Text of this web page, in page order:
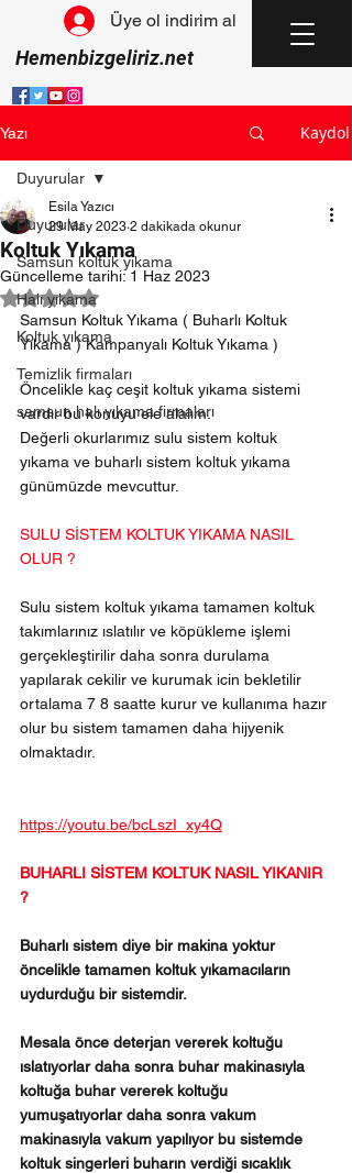
Hemenbizgeliriz.net
Üye ol indirim al
Yazı Kaydol
Duyurular
Samsun koltuk yıkama
Halı yıkama
Koltuk yıkama
Temizlik firmaları
samsun halı yıkama firmaları
Duyurular
Koltuk Yıkama
Esila Yazıcı
29 May 2023 2 dakikada okunur
Güncelleme tarihi: 1 Haz 2023
5 üzerinden NaN yıldız
Samsun Koltuk Yıkama ( Buharlı Koltuk
Yıkama ) Kampanyalı Koltuk Yıkama )
Öncelikle kaç ceşit koltuk yıkama sistemi
vardır bu konuyu ele alalım.
Değerli okurlarımız sulu sistem koltuk
yıkama ve buharlı sistem koltuk yıkama
günümüzde mevcuttur.
SULU SİSTEM KOLTUK YIKAMA NASIL
OLUR ?
Sulu sistem koltuk yıkama tamamen koltuk
takımlarınız ıslatılır ve köpükleme işlemi
gerçekleştirilir daha sonra durulama
yapılarak cekilir ve kurumak icin bekletilir
ortalama 7 8 saatte kurur ve kullanıma hazır
olur bu sistem tamamen daha hijyenik
olmaktadır.
https://youtu.be/bcLszI_xy4Q
BUHARLI SİSTEM KOLTUK NASIL YIKANIR
?
Buharlı sistem diye bir makina yoktur
öncelikle tamamen koltuk yıkamacıların
uydurduğu bir sistemdir.
Mesala önce deterjan vererek koltuğu
ıslatıyorlar daha sonra buhar makinasıyla
koltuğa buhar vererek koltuğu
yumuşatıyorlar daha sonra vakum
makinasıyla vakum yapılıyor bu sistemde
koltuk singerleri buharın verdiği sıcaklık